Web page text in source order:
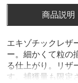
商品説明
エキゾチックレザ
ー。細かくて粒の
る仕上がり。リザ
す。捕獲量も限定